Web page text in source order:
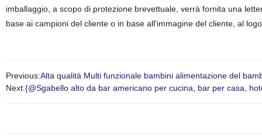
imballaggio, a scopo di protezione brevettuale, verrà fornita una
base ai campioni del cliente o in base all'immagine del cliente, al
Previous:Alta qualità Multi funzionale bambini alimentazione del
Next:{@Sgabello alto da bar americano per cucina, bar per casa,